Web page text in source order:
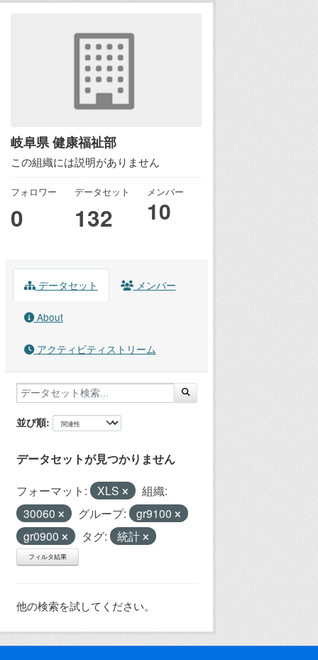
岐阜県 健康福祉部
この組織には説明がありません
フォロワー
0
データセット
132
メンバー
10
データセット メンバー
About
アクティビティストリーム
並び順
データセットが見つかりません
フォーマット: XLS
組織:
30060
グループ:
gr9100
gr0900
タグ: 統計
フィルタ結果
他の検索を試してください。